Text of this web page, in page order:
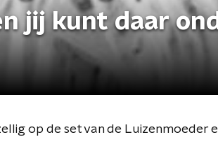
jij kunt daar
op de set van de Luizenmoeder